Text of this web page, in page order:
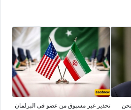
تحذیر غیر مسبوق من عضو فی البرلمان